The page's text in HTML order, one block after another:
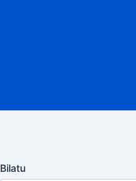
Bilatu